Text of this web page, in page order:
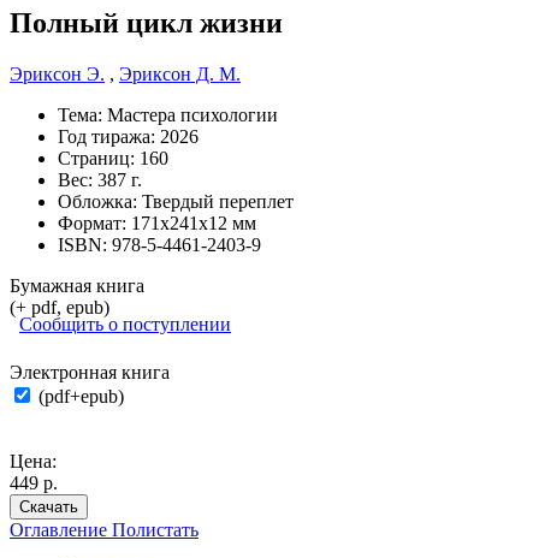
Полный цикл жизни
Эриксон Э. , Эриксон Д. М.
Тема: Мастера психологии
Год тиража: 2026
Страниц: 160
Вес: 387 г.
Обложка: Твердый переплет
Формат: 171х241х12 мм
ISBN: 978-5-4461-2403-9
Бумажная книга
(+ pdf, epub)
Сообщить о поступлении
Электронная книга
(pdf+epub)
Цена:
449 р.
Скачать
Оглавление Полистать